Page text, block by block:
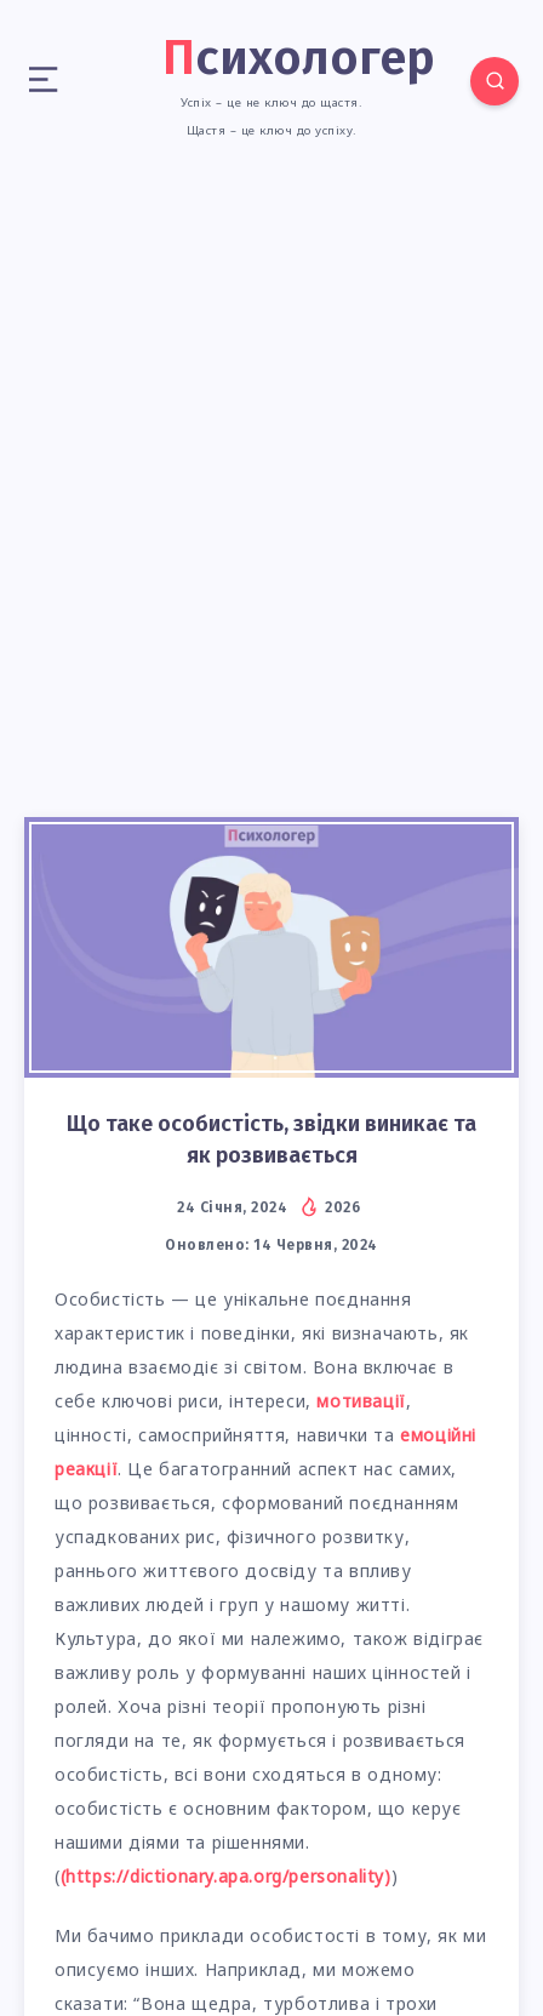
Психологер
Успіх – це не ключ до щастя.
Щастя – це ключ до успіху.
Що таке особистість, звідки виникає та
як розвивається
24 Січня, 2024 2026
Оновлено: 14 Червня, 2024
Особистість — це унікальне поєднання
характеристик і поведінки, які визначають, як
людина взаємодіє зі світом. Вона включає в
себе ключові риси, інтереси,мотивації,
цінності, самосприйняття, навички таемоційні
реакції. Це багатогранний аспект нас самих,
що розвивається, сформований поєднанням
успадкованих рис, фізичного розвитку,
раннього життєвого досвіду та впливу
важливих людей і груп у нашому житті.
Культура, до якої ми належимо, також відіграє
важливу роль у формуванні наших цінностей і
ролей. Хоча різні теорії пропонують різні
погляди на те, як формується і розвивається
особистість, всі вони сходяться в одному:
особистість є основним фактором, що керує
нашими діями та рішеннями.
((https://dictionary.apa.org/personality))
Ми бачимо приклади особистості в тому, як ми
описуємо інших. Наприклад, ми можемо
сказати: “Вона щедра, турботлива і трохи